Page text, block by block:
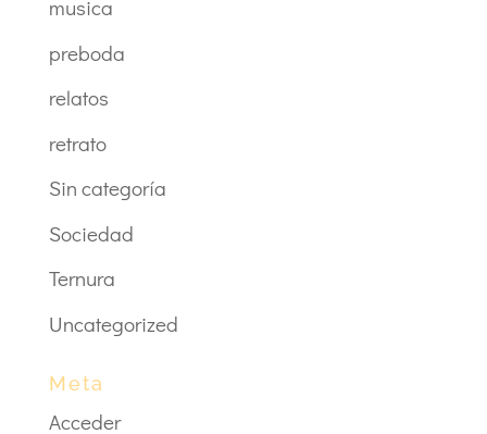
musica
preboda
relatos
retrato
Sin categoría
Sociedad
Ternura
Uncategorized
Meta
Acceder